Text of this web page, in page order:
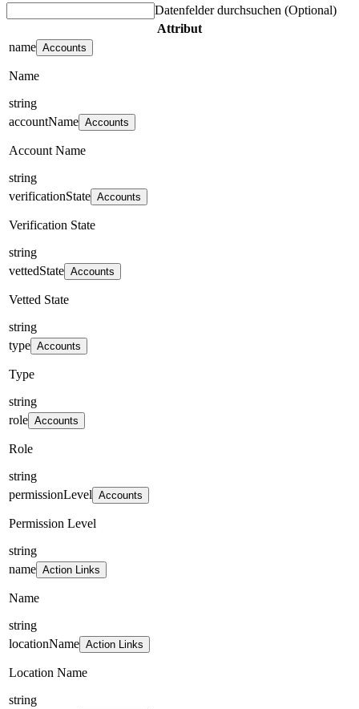
Datenfelder durchsuchen (Optional)
Attribut
name Accounts
Name
string
accountName Accounts
Account Name
string
verificationState Accounts
Verification State
string
vettedState Accounts
Vetted State
string
type Accounts
Type
string
role Accounts
Role
string
permissionLevel Accounts
Permission Level
string
name Action Links
Name
string
locationName Action Links
Location Name
string